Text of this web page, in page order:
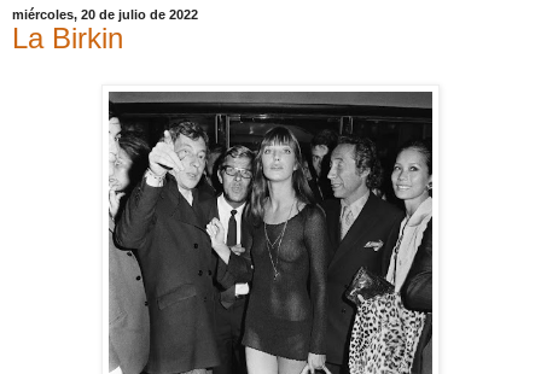
miércoles, 20 de julio de 2022
La Birkin